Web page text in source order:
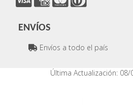
ENVÍOS
Envíos a todo el país
Última Actualización: